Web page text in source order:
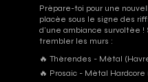
Prépare-toi pour une
placée sous le signe des
d'une ambiance survoltée !
trembler les murs :
🔥 Thérendes - Métal
🔥 Prosaic - Métal Hardcore